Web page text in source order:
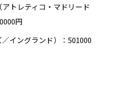
トレティコ・マドリード
円
イングランド）：501000